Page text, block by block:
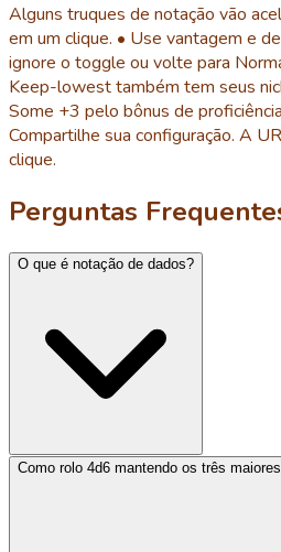
Alguns truques de notação vão
em um clique. • Use vantagem e
ignore o toggle ou volte para
Keep-lowest também tem seus
Some +3 pelo bônus de
Compartilhe sua configuração. A
clique.
Perguntas
O que é notação de dados?
Como rolo 4d6 mantendo os três